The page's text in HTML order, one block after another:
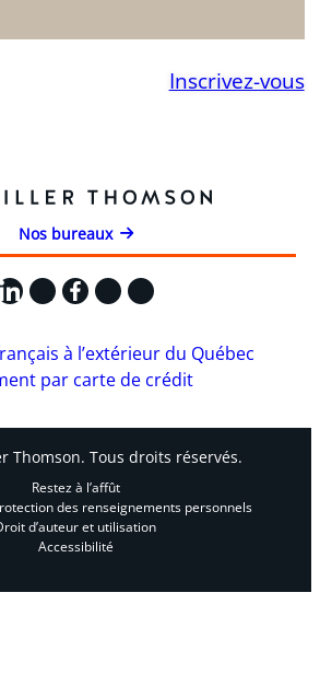
Inscrivez-vous
Nos bureaux
X Facebook
Instagram
YouTube
à l’extérieur du Québec
par carte de crédit
Thomson. Tous droits réservés.
Restez à l’affût
des renseignements personnels
d’auteur et utilisation
Accessibilité